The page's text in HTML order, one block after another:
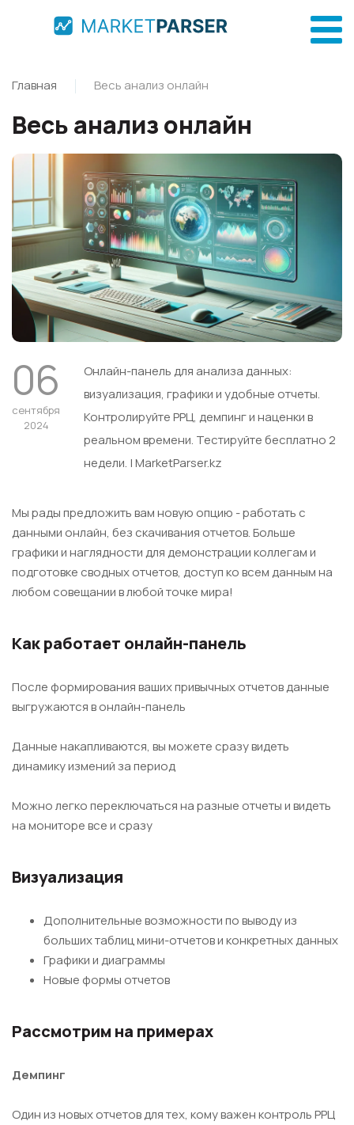
Главная Весь анализ онлайн
Весь анализ онлайн
06
сентября
2024
Онлайн-панель для анализа данных:
визуализация, графики и удобные отчеты.
Контролируйте РРЦ, демпинг и наценки в
реальном времени. Тестируйте бесплатно 2
недели. | MarketParser.kz
Мы рады предложить вам новую опцию - работать с
данными онлайн, без скачивания отчетов. Больше
графики и наглядности для демонстрации коллегам и
подготовке сводных отчетов, доступ ко всем данным на
любом совещании в любой точке мира!
Как работает онлайн-панель
После формирования ваших привычных отчетов данные
выгружаются в онлайн-панель
Данные накапливаются, вы можете сразу видеть
динамику измений за период
Можно легко переключаться на разные отчеты и видеть
на мониторе все и сразу
Визуализация
Дополнительные возможности по выводу из
больших таблиц мини-отчетов и конкретных данных
Графики и диаграммы
Новые формы отчетов
Рассмотрим на примерах
Демпинг
Один из новых отчетов для тех, кому важен контроль РРЦ